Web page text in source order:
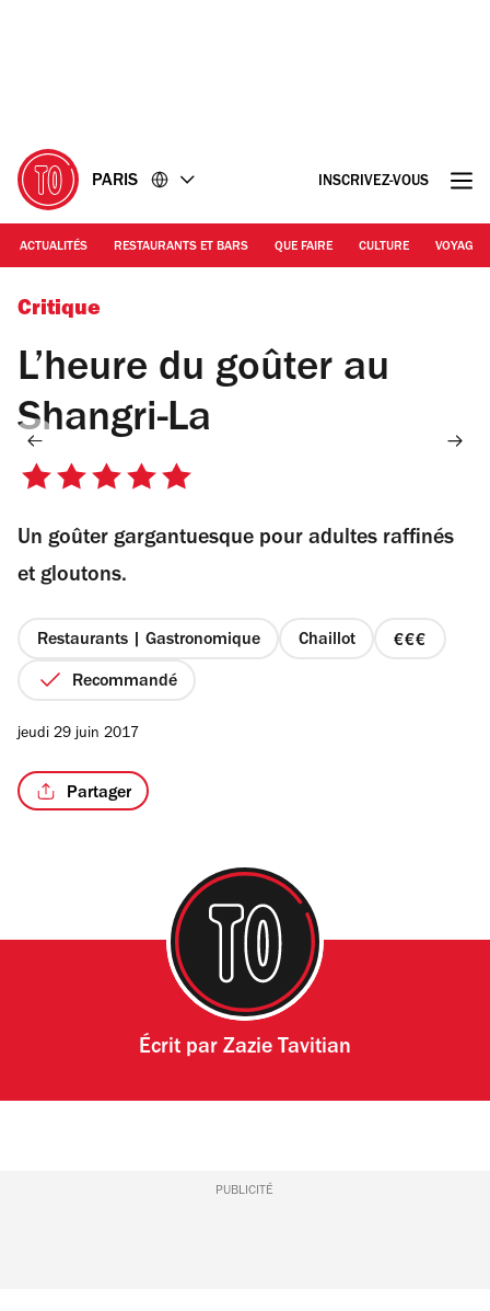
PARIS INSCRIVEZ-VOUS
ACTUALITÉS RESTAURANTS ET BARS QUE FAIRE CULTURE VOYAGE
© ZT
Critique
L’heure du goûter au
Shangri-La
5
5
Un goûter gargantuesque pour adultes raffinés
et gloutons.
Restaurants | Gastronomique Chaillot
prix
Recommandé
jeudi 29 juin 2017
Partager
Écrit par Zazie Tavitian
PUBLICITÉ